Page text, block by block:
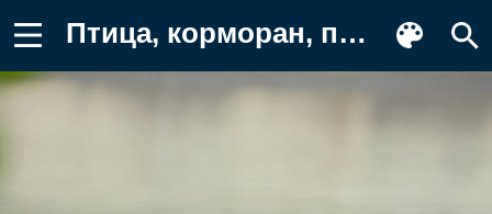
Птица, корморан, природа, водоем Картинка на телефон